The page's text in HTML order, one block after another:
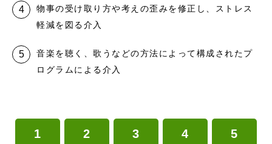
物事の受け取り方や考えの歪みを修正し、ストレス
軽減を図る介入
音楽を聴く、歌うなどの方法によって構成されたプ
ログラムによる介入
1 2 3 4 5